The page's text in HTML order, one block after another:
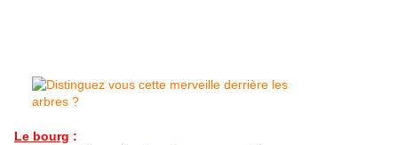
Le bourg :